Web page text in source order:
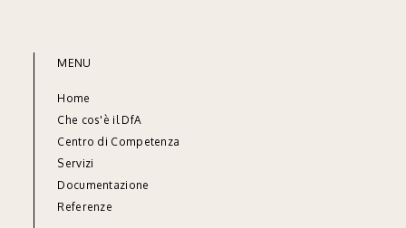
MENU
Home
Che cos'è il DfA
Centro di Competenza
Servizi
Documentazione
Referenze